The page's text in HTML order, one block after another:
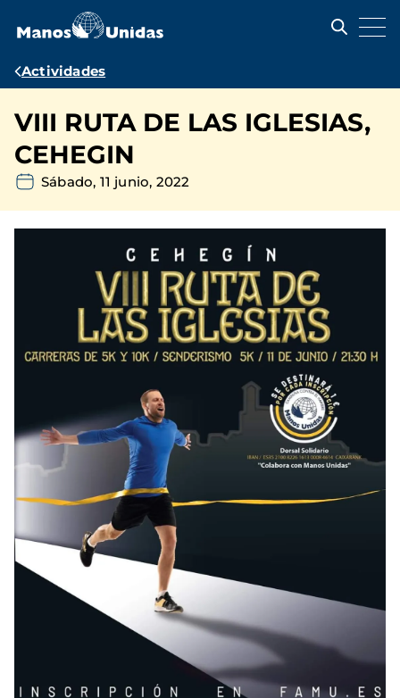
contenido
Ruta
navegación
Actividades
VIII RUTA DE LAS IGLESIAS,
CEHEGIN
Sábado, 11 junio, 2022